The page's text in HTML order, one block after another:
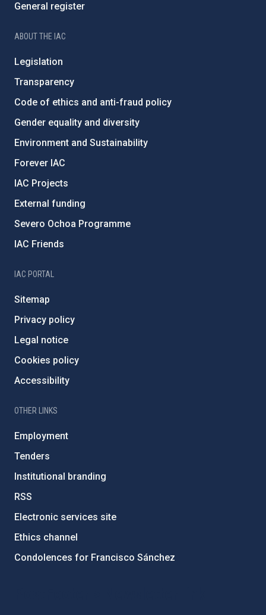
General register
ABOUT THE IAC
Legislation
Transparency
Code of ethics and anti-fraud policy
Gender equality and diversity
Environment and Sustainability
Forever IAC
IAC Projects
External funding
Severo Ochoa Programme
IAC Friends
IAC PORTAL
Sitemap
Privacy policy
Legal notice
Cookies policy
Accessibility
OTHER LINKS
Employment
Tenders
Institutional branding
RSS
Electronic services site
Ethics channel
Condolences for Francisco Sánchez